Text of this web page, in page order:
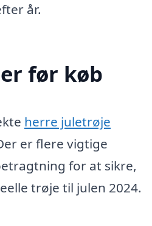
år.
før køb
herre juletrøje
er flere vigtige
for at sikre,
trøje til julen 2024.